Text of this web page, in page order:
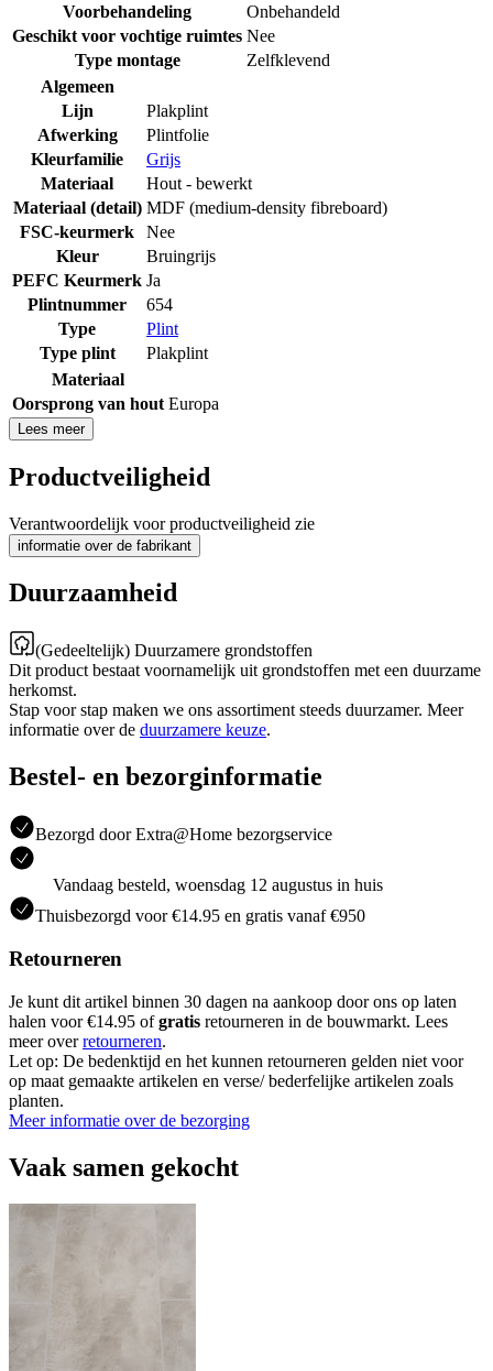
Voorbehandeling
Onbehandeld
Geschikt voor vochtige ruimtes Nee
Type montage
Zelfklevend
Algemeen
Lijn
Plakplint
Afwerking
Plintfolie
Kleurfamilie
Grijs
Materiaal
Hout - bewerkt
Materiaal (detail) MDF (medium-density fibreboard)
FSC-keurmerk
Nee
Kleur
Bruingrijs
PEFC Keurmerk Ja
Plintnummer
654
Type
Plint
Type plint
Plakplint
Materiaal
Oorsprong van hout Europa
Lees meer
Productveiligheid
Verantwoordelijk voor productveiligheid zie
informatie over de fabrikant
Duurzaamheid
(Gedeeltelijk) Duurzamere grondstoffen
Dit product bestaat voornamelijk uit grondstoffen met een duurzame
herkomst.
Stap voor stap maken we ons assortiment steeds duurzamer. Meer
informatie over de duurzamere keuze.
Bestel- en bezorginformatie
Bezorgd door Extra@Home bezorgservice
Vandaag besteld, woensdag 12 augustus in huis
Thuisbezorgd voor €14.95 en gratis vanaf €950
Retourneren
Je kunt dit artikel binnen 30 dagen na aankoop door ons op laten
halen voor €14.95 ofgratis retourneren in de bouwmarkt. Lees
meer overretourneren.
Let op: De bedenktijd en het kunnen retourneren gelden niet voor
op maat gemaakte artikelen en verse/ bederfelijke artikelen zoals
planten.
Meer informatie over de bezorging
Vaak samen gekocht